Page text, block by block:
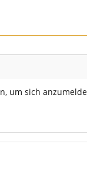
um sich